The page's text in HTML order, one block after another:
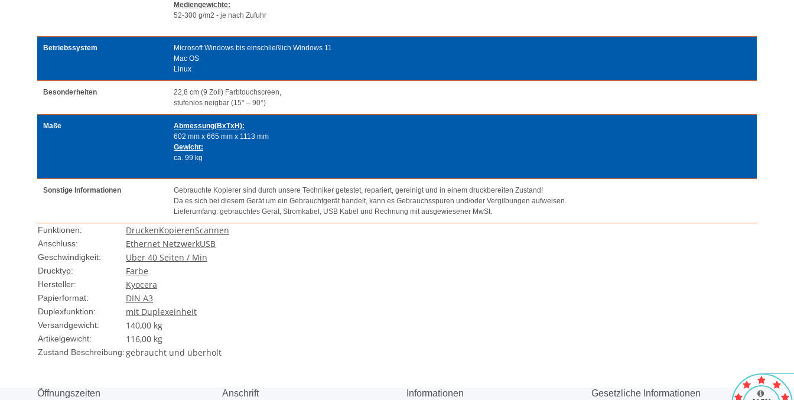
Mediengewichte:
52-300 g/m2 - je nach Zufuhr
Betriebssystem
Microsoft Windows bis einschließlich Windows 11
Mac OS
Linux
Besonderheiten
22,8 cm (9 Zoll) Farbtouchscreen,
stufenlos neigbar (15° – 90°)
Maße
Abmessung(BxTxH):
602 mm x 665 mm x 1113 mm
Gewicht:
ca. 99 kg
Sonstige Informationen
Gebrauchte Kopierer sind durch unsere Techniker getestet, repariert, gereinigt und in einem druckbereiten Zustand!
Da es sich bei diesem Gerät um ein Gebrauchtgerät handelt, kann es Gebrauchsspuren und/oder Vergilbungen aufweisen.
Lieferumfang: gebrauchtes Gerät, Stromkabel, USB Kabel und Rechnung mit ausgewiesener MwSt.
Funktionen: DruckenKopierenScannen
Anschluss: Ethernet NetzwerkUSB
Geschwindigkeit: Uber 40 Seiten / Min
Drucktyp: Farbe
Hersteller: Kyocera
Papierformat: DIN A3
Duplexfunktion: mit Duplexeinheit
Versandgewicht: 140,00 kg
Artikelgewicht: 116,00 kg
Zustand Beschreibung:gebraucht und überholt
Öffnungszeiten Anschrift Informationen Gesetzliche Informationen